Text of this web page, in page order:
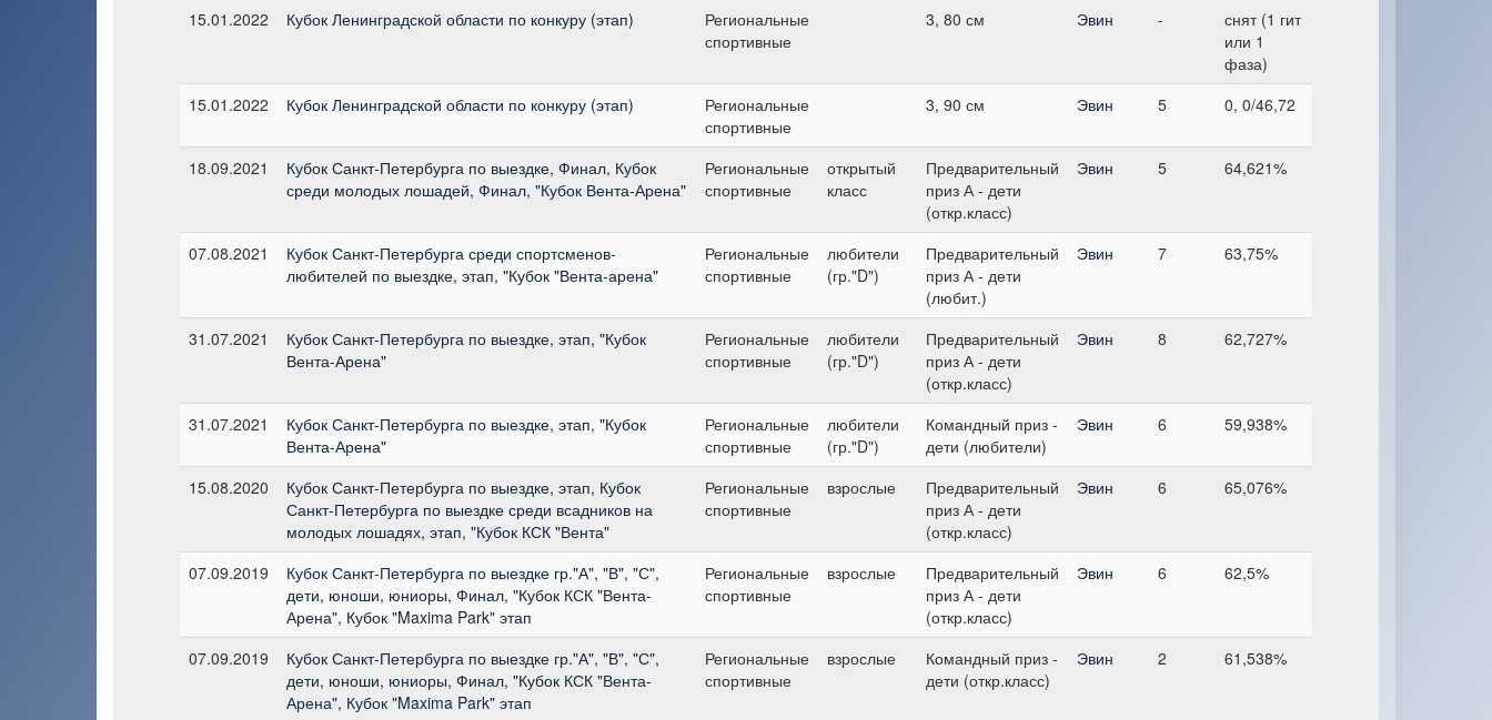
15.01.2022 Кубок Ленинградской области по конкуру (этап)
Региональные
спортивные
3, 80 см Эвин -
снят (1 гит
или 1
фаза)
15.01.2022
Кубок Ленинградской области по конкуру (этап)
Региональные
спортивные
3, 90 см Эвин 5 0, 0/46,72
18.09.2021
Кубок Санкт-Петербурга по выездке, Финал, Кубок
среди молодых лошадей, Финал, "Кубок Вента-Арена"
Региональные
спортивные
открытый
класс
Предварительный
приз А - дети
(откр.класс)
Эвин 5 64,621%
07.08.2021
Кубок Санкт-Петербурга среди спортсменов-
любителей по выездке, этап, "Кубок "Вента-арена"
Региональные
спортивные
любители
(гр."D")
Предварительный
приз А - дети
(любит.)
Эвин 7 63,75%
31.07.2021
Кубок Санкт-Петербурга по выездке, этап, "Кубок
Вента-Арена"
Региональные
спортивные
любители
(гр."D")
Предварительный
приз А - дети
(откр.класс)
Эвин 8 62,727%
31.07.2021
Кубок Санкт-Петербурга по выездке, этап, "Кубок
Вента-Арена"
Региональные
спортивные
любители
(гр."D")
Командный приз -
дети (любители)
Эвин 6 59,938%
15.08.2020
Кубок Санкт-Петербурга по выездке, этап, Кубок
Санкт-Петербурга по выездке среди всадников на
молодых лошадях, этап, "Кубок КСК "Вента"
Региональные
спортивные
взрослые
Предварительный
приз А - дети
(откр.класс)
Эвин 6 65,076%
07.09.2019
Кубок Санкт-Петербурга по выездке гр."А", "В", "С",
дети, юноши, юниоры, Финал, "Кубок КСК "Вента-
Арена", Кубок "Maxima Park" этап
Региональные
спортивные
взрослые
Предварительный
приз А - дети
(откр.класс)
Эвин 6 62,5%
07.09.2019
Кубок Санкт-Петербурга по выездке гр."А", "В", "С",
дети, юноши, юниоры, Финал, "Кубок КСК "Вента-
Арена", Кубок "Maxima Park" этап
Региональные
спортивные
взрослые
Командный приз -
дети (откр.класс)
Эвин 2 61,538%